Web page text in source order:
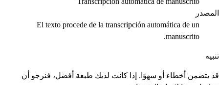
المصدر
El texto procede de la transcripción automática de un
manuscrito.
تنبيه
قد يتضمن أخطاء أو سهوًا. إذا كانت لديك طبعة أفضل، فنرجو أن